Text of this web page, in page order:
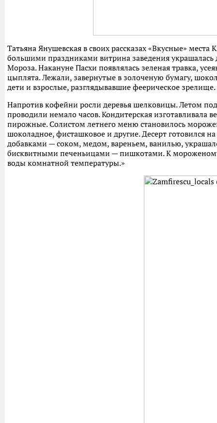
Татьяна Янушевская в своих рассказах «Вкусные»
большими праздниками витрина заведения
Мороза. Накануне Пасхи появлялась зеленая травка,
цыплята. Лежали, завернутые в золоченую бумагу,
дети и взрослые, разглядывавшие феерическое зрелище.
Напротив кофейни росли деревья шелковицы. Летом
проводили немало часов. Кондитерская изготавливала
пирожные. Солистом летнего меню становилось
шоколадное, фисташковое и другие. Десерт готовился
добавками — соком, медом, вареньем, ванилью,
бисквитными печеньицами — пишкотами. К
воды комнатной температуры.»